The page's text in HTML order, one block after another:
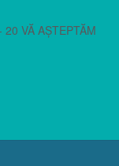
VĂ AȘTEPTĂM